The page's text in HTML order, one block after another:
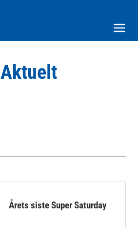
Aktuelt
Årets siste Super Saturday